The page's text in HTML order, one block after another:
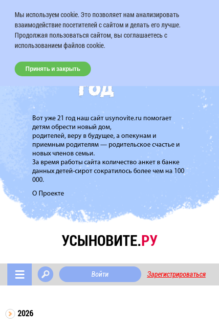
Вот уже 21 год наш сайт usynovite.ru помогает
детям обрести новый дом,
родителей, веру в будущее, а опекунам и
приемным родителям — родительское счастье и
новых членов семьи.
За время работы сайта количество анкет в банке
данных детей-сирот сократилось более чем на 100
000.
О Проекте
УСЫНОВИТЕ.РУ
Войти Зарегистрироваться
2026
Мы используем cookie. Это позволяет нам анализировать
взаимодействие посетителей с сайтом и делать его лучше.
Продолжая пользоваться сайтом, вы соглашаетесь с
использованием файлов cookie.
Принять и закрыть